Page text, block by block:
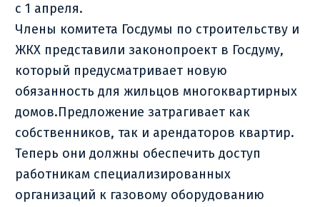
с 1 апреля.
Члены комитета Госдумы по строительству и
ЖКХ представили законопроект в Госдуму,
который предусматривает новую
обязанность для жильцов многоквартирных
домов.Предложение затрагивает как
собственников, так и арендаторов квартир.
Теперь они должны обеспечить доступ
работникам специализированных
организаций к газовому оборудованию